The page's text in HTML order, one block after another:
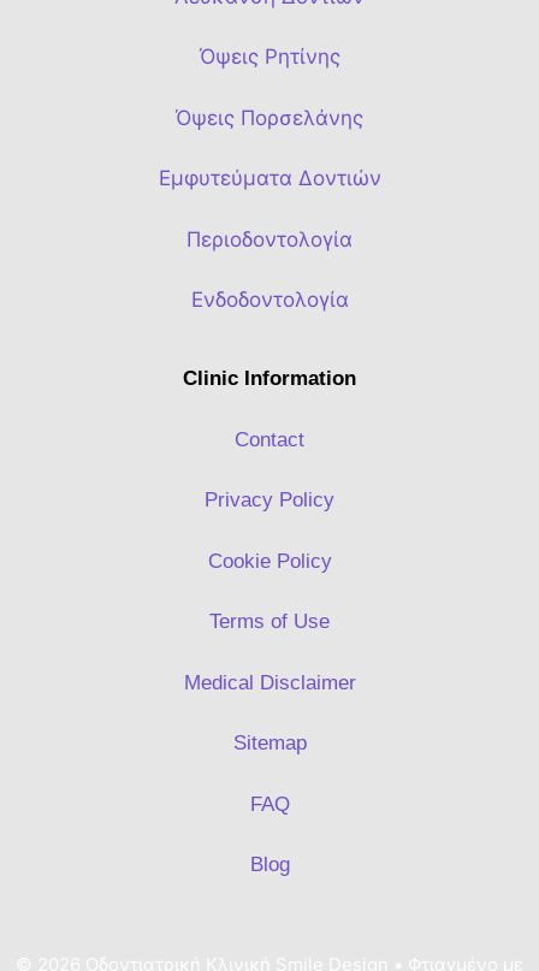
Όψεις Ρητίνης
Όψεις Πορσελάνης
Εμφυτεύματα Δοντιών
Περιοδοντολογία
Ενδοδοντολογία
Clinic Information
Contact
Privacy Policy
Cookie Policy
Terms of Use
Medical Disclaimer
Sitemap
FAQ
Blog
© 2026 Οδοντιατρική Κλινική Smile Design • Φτιαγμένο με